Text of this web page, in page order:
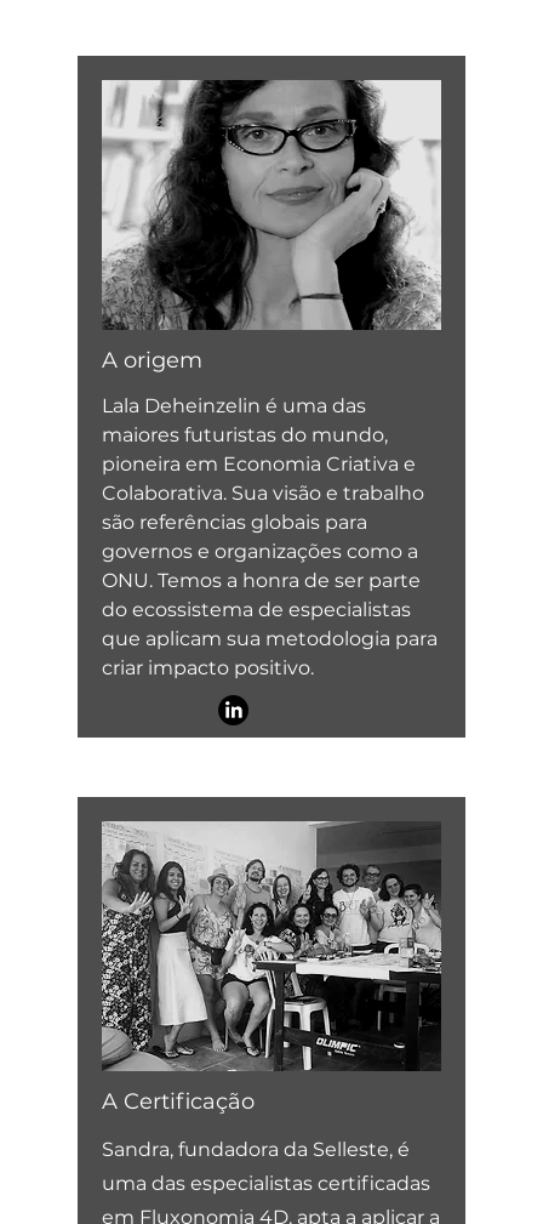
A origem
Lala Deheinzelin é uma das
maiores futuristas do mundo,
pioneira em Economia Criativa e
Colaborativa. Sua visão e trabalho
são referências globais para
governos e organizações como a
ONU. Temos a honra de ser parte
do ecossistema de especialistas
que aplicam sua metodologia para
criar impacto positivo.
A Certificação
Sandra, fundadora da Selleste, é
uma das especialistas certificadas
em Fluxonomia 4D, apta a aplicar a